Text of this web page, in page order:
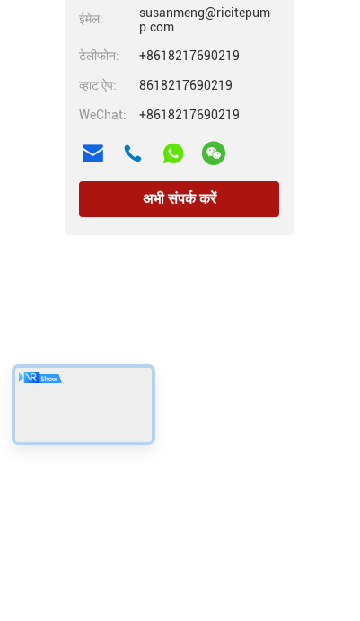
ईमेल:
susanmeng@ricitepum
p.com
टेलीफोन:
+8618217690219
व्हाट ऐप: 8618217690219
WeChat: +8618217690219
अभी संपर्क करें